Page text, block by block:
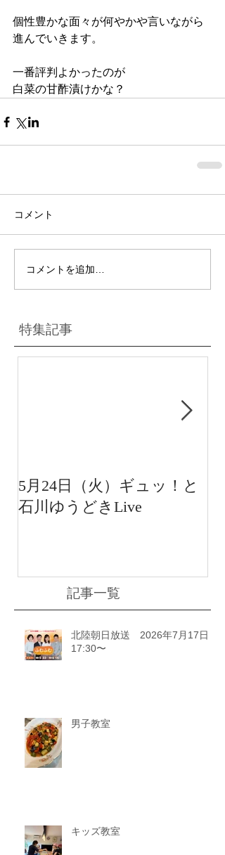
個性豊かな面々が何やかや言いながら
進んでいきます。
一番評判よかったのが
白菜の甘酢漬けかな？
コメント
コメントを追加…
特集記事
5月24日（火）ギュッ！と
石川ゆうどきLive
記事一覧
北陸朝日放送 2026年7月17日
17:30〜
男子教室
キッズ教室